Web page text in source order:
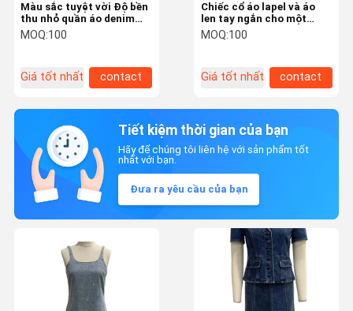
Màu sắc tuyệt vời Độ bền
thu nhỏ quần áo denim
cho thời gian dài mặc
MOQ:100
Giá tốt nhất contact
Chiếc cổ áo lapel và áo
len tay ngắn cho một
phong cách trơn tru
nhưng bình thường
MOQ:100
Giá tốt nhất contact
Tiết kiệm thời gian của bạn
Hãy để chúng tôi liên hệ với sản phẩm tốt
nhất với bạn.
Đưa ra yêu cầu của bạn